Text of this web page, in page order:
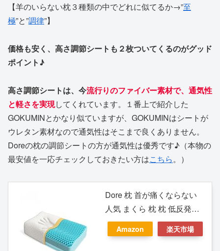
【羊のいらない枕３種類の中でどれに似てるか→”至
極”と”調律”】
価格も安く、高さ調節シートも２枚ついてくるのがグッド
ポイント♪
高さ調節シートは、今流行りのファイバー素材で、通気性
と軽さを実現してくれています。１番上で紹介した
GOKUMINとかなり似ていますが、GOKUMINはシートが
ウレタン素材なので通気性はそこまで良くありません。
Doreの枕の調節シートの方が通気性は優秀です♪（本物の
最安値を一応チェックしておきたい方はこちら。）
Dore 枕 首が痛くならない
人気 まくら 枕 枕 低反発枕
枕 低反発 洗える枕 快眠枕
枕 洗える 枕 高反発 枕 横向
Amazon 楽天市場